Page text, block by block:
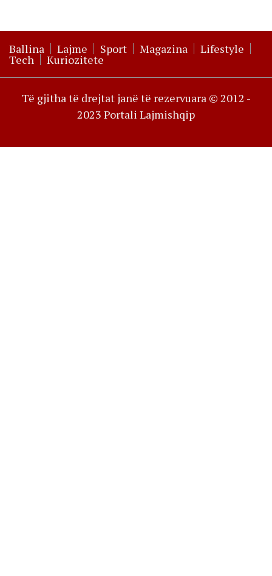
Ballina Lajme Sport Magazina Lifestyle
Tech Kuriozitete
Të gjitha të drejtat janë të rezervuara © 2012 -
2023 Portali Lajmishqip